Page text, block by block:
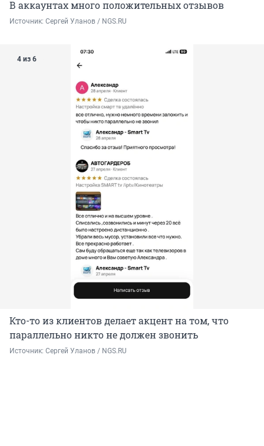
В аккаунтах много положительных отзывов
Источник: Сергей Уланов / NGS.RU
4 из 6
Кто-то из клиентов делает акцент на том, что
параллельно никто не должен звонить
Источник: Сергей Уланов / NGS.RU